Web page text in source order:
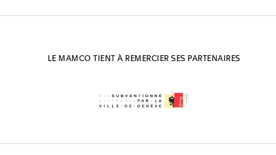
LE MAMCO TIENT À REMERCIER SES PARTENAIRES